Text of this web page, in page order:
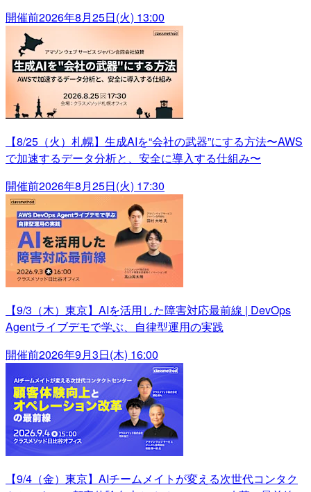
開催前2026年8月25日(火) 13:00
【8/25（火）札幌】生成AIを“会社の武器”にする方法〜AWS
で加速するデータ分析と、安全に導入する仕組み〜
開催前2026年8月25日(火) 17:30
【9/3（木）東京】AIを活用した障害対応最前線 | DevOps
Agentライブデモで学ぶ、自律型運用の実践
開催前2026年9月3日(木) 16:00
【9/4（金）東京】AIチームメイトが変える次世代コンタク